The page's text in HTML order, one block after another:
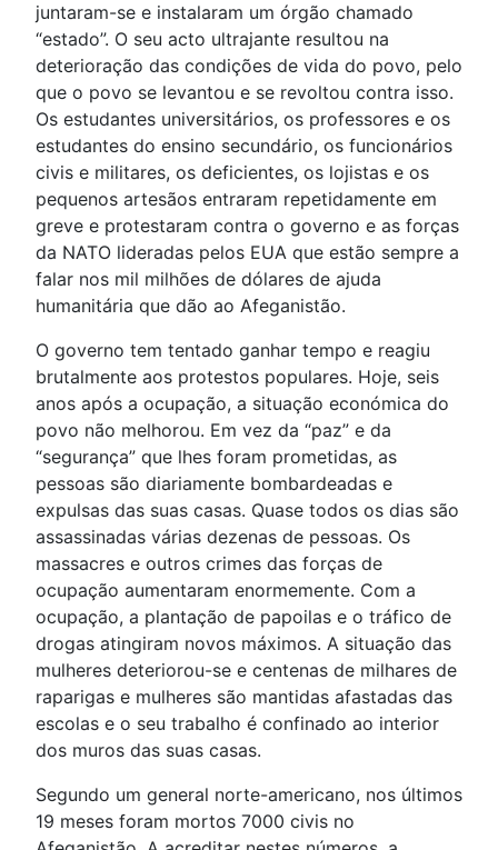
juntaram-se e instalaram um órgão chamado
“estado”. O seu acto ultrajante resultou na
deterioração das condições de vida do povo, pelo
que o povo se levantou e se revoltou contra isso.
Os estudantes universitários, os professores e os
estudantes do ensino secundário, os funcionários
civis e militares, os deficientes, os lojistas e os
pequenos artesãos entraram repetidamente em
greve e protestaram contra o governo e as forças
da NATO lideradas pelos EUA que estão sempre a
falar nos mil milhões de dólares de ajuda
humanitária que dão ao Afeganistão.
O governo tem tentado ganhar tempo e reagiu
brutalmente aos protestos populares. Hoje, seis
anos após a ocupação, a situação económica do
povo não melhorou. Em vez da “paz” e da
“segurança” que lhes foram prometidas, as
pessoas são diariamente bombardeadas e
expulsas das suas casas. Quase todos os dias são
assassinadas várias dezenas de pessoas. Os
massacres e outros crimes das forças de
ocupação aumentaram enormemente. Com a
ocupação, a plantação de papoilas e o tráfico de
drogas atingiram novos máximos. A situação das
mulheres deteriorou-se e centenas de milhares de
raparigas e mulheres são mantidas afastadas das
escolas e o seu trabalho é confinado ao interior
dos muros das suas casas.
Segundo um general norte-americano, nos últimos
19 meses foram mortos 7000 civis no